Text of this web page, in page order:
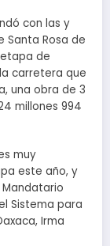
con las y
Santa Rosa de
de
carretera que
una obra de 3
millones 994
muy
este año, y
Sistema para
Irma